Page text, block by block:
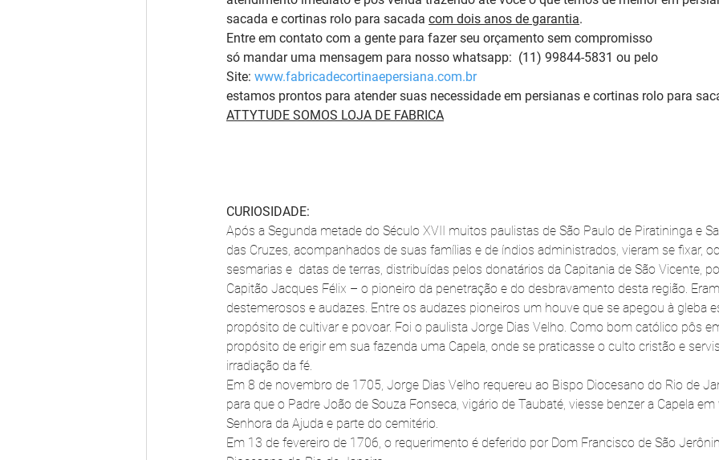
sacada e cortinas rolo para sacada com dois anos de garantia.
Entre em contato com a gente para fazer seu orçamento sem compromisso
só mandar uma mensagem para nosso whatsapp:  (11) 99844-5831 ou pelo
Site: www.fabricadecortinaepersiana.com.br
estamos prontos para atender suas necessidade em persianas e cortinas rolo para
ATTYTUDE SOMOS LOJA DE FABRICA
CURIOSIDADE:
Após a Segunda metade do Século XVII muitos paulistas de São Paulo de Piratininga e
das Cruzes, acompanhados de suas famílias e de índios administrados, vieram se fixar,
sesmarias e  datas de terras, distribuídas pelos donatários da Capitania de São Vicente,
Capitão Jacques Félix – o pioneiro da penetração e do desbravamento desta região.
destemerosos e audazes. Entre os audazes pioneiros um houve que se apegou à gleba
propósito de cultivar e povoar. Foi o paulista Jorge Dias Velho. Como bom católico pôs
propósito de erigir em sua fazenda uma Capela, onde se praticasse o culto cristão e
irradiação da fé.
Em 8 de novembro de 1705, Jorge Dias Velho requereu ao Bispo Diocesano do Rio de
para que o Padre João de Souza Fonseca, vigário de Taubaté, viesse benzer a Capela
Senhora da Ajuda e parte do cemitério.
Em 13 de fevereiro de 1706, o requerimento é deferido por Dom Francisco de São